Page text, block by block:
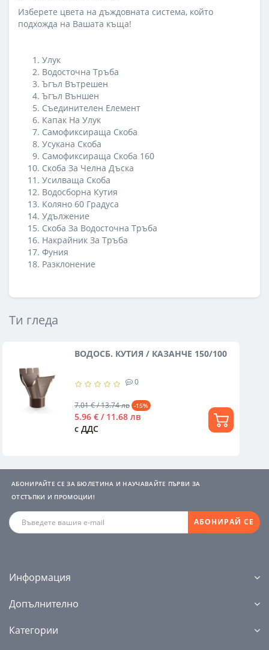
Изберете цвета на дъждовната система, който
подхожда на Вашата къща!
Улук
Водосточна Тръба
Ъгъл Вътрешен
Ъгъл Външен
Съединителен Елемент
Капак На Улук
Самофиксираща Скоба
Усукана Скоба
Самофиксираща Скоба 160
Скоба За Челна Дъска
Усилваща Скоба
Водосборна Кутия
Коляно 60 Градуса
Удължение
Скоба За Водосточна Тръба
Накрайник За Тръба
Фуния
Разклонение
Ти гледа
ВОДОСБ. КУТИЯ / КАЗАНЧЕ 150/100
0
7.01 € / 13.74 лв -15%
5.96 € / 11.68 лв
с ДДС
АБОНИРАЙТЕ СЕ ЗА БЮЛЕТИНА И НАУЧАВАЙТЕ ПЪРВИ ЗА
ОТСТЪПКИ И ПРОМОЦИИ!
АБОНИРАЙ СЕ
Информация
Допълнително
Категории